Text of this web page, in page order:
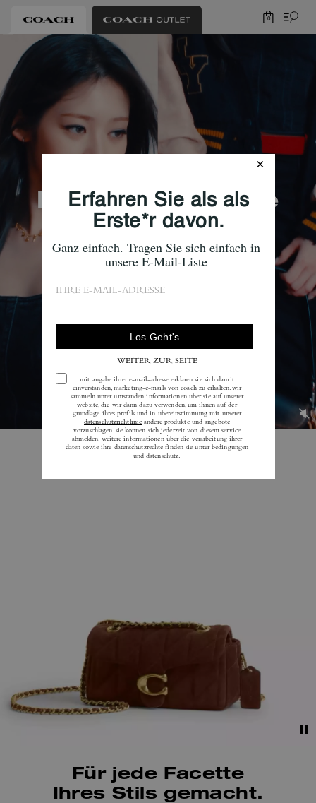
0
Die Tabby Tasche
Das Kultmodell für alle.
Alle Tabbys shoppen
Für jede Facette
Ihres Stils gemacht.